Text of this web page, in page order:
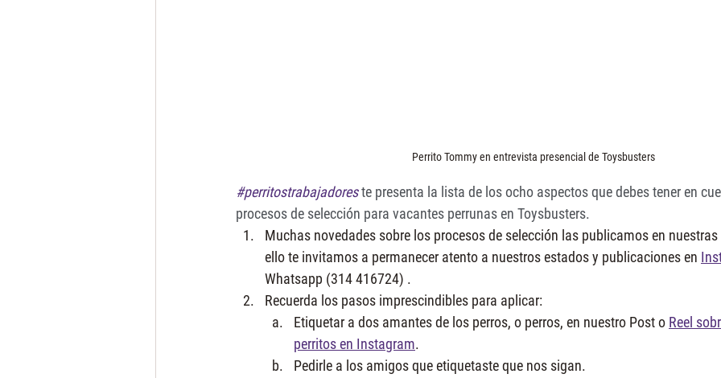
Perrito Tommy en entrevista presencial de Toysbusters
#perritostrabajadores te presenta la lista de los ocho aspectos que debes tener en
procesos de selección para vacantes perrunas en Toysbusters.
Muchas novedades sobre los procesos de selección las publicamos en
ello te invitamos a permanecer atento a nuestros estados y publicaciones en
Whatsapp (314 416724) .
Recuerda los pasos imprescindibles para aplicar:
Etiquetar a dos amantes de los perros, o perros, en nuestro Post o Reel
perritos en Instagram.
Pedirle a los amigos que etiquetaste que nos sigan.